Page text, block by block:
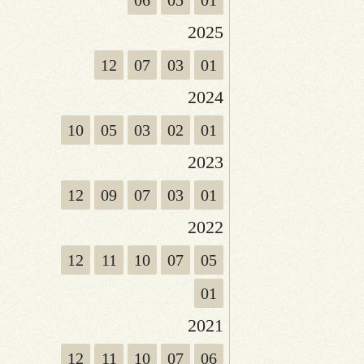
2025
12 07 03 01
2024
10 05 03 02 01
2023
12 09 07 03 01
2022
12 11 10 07
05
01
2021
12 11 10 07 06